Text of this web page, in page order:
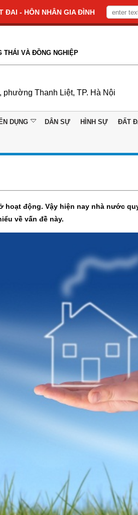
ĐAI - HÔN NHÂN GIA ĐÌNH
THÁI VÀ ĐỒNG NGHIỆP
phường Thanh Liệt, TP. Hà Nội
DỤNG DÂN SỰ HÌNH SỰ ĐẤT
động. Vậy hiện nay nhà nước
về vấn đề này.